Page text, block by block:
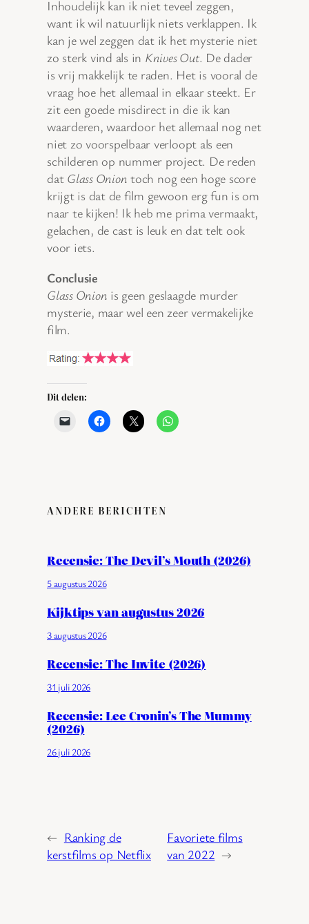
Inhoudelijk kan ik niet teveel zeggen,
want ik wil natuurlijk niets verklappen. Ik
kan je wel zeggen dat ik het mysterie niet
zo sterk vind als in Knives Out. De dader
is vrij makkelijk te raden. Het is vooral de
vraag hoe het allemaal in elkaar steekt. Er
zit een goede misdirect in die ik kan
waarderen, waardoor het allemaal nog net
niet zo voorspelbaar verloopt als een
schilderen op nummer project. De reden
dat Glass Onion toch nog een hoge score
krijgt is dat de film gewoon erg fun is om
naar te kijken! Ik heb me prima vermaakt,
gelachen, de cast is leuk en dat telt ook
voor iets.
Conclusie
Glass Onion is geen geslaagde murder
mysterie, maar wel een zeer vermakelijke
film.
Dit delen:
ANDERE BERICHTEN
Recensie: The Devil’s Mouth (2026)
5 augustus 2026
Kijktips van augustus 2026
3 augustus 2026
Recensie: The Invite (2026)
31 juli 2026
Recensie: Lee Cronin’s The Mummy
(2026)
26 juli 2026
← Ranking de
kerstfilms op Netflix
Favoriete films
van 2022 →